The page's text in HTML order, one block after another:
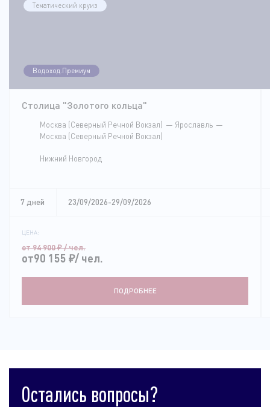
Тематический круиз
Водоход.Премиум
Столица "Золотого кольца"
Москва (Северный Речной Вокзал)
Ярославль
Москва (Северный Речной Вокзал)
Нижний Новгород
7 дней 23/09/2026-29/09/2026
ЦЕНА:
от 94 900₽/ чел.
от90 155 ₽/ чел.
ПОДРОБНЕЕ
Остались вопросы?